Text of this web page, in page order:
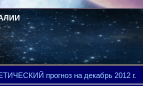
прогноз на декабрь 2012 г.